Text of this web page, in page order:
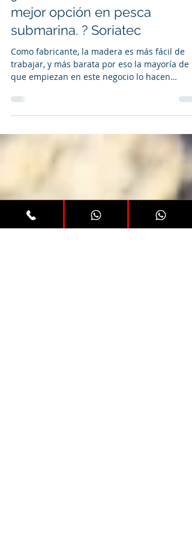
SORIATEC
2 min de lectura
¿Carbono o madera cual es la
mejor opción en pesca
submarina. ? Soriatec
Como fabricante, la madera es más fácil de
trabajar, y más barata por eso la mayoría de
haciendo madera, nuestros primeros Arrows
un producto con más calidad que protegía la
madera y le daba un aspecto más deportivo y
carbono era una material que resistía mejor
tiempo, aunque su precio era más ele